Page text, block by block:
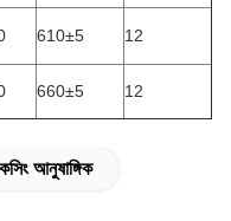
610±5 12
660±5 12
আনুষাঙ্গিক